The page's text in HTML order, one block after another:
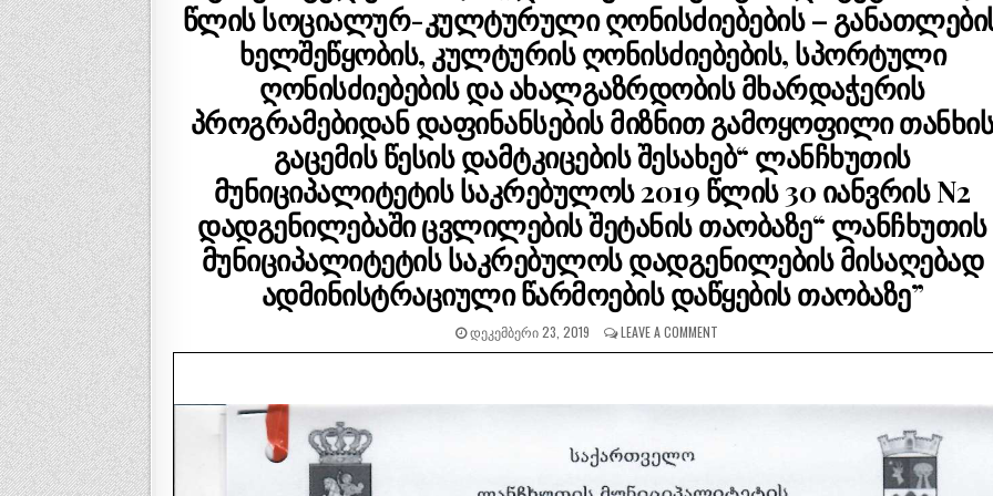
წლის სოციალურ-კულტურული ღონისძიებების –
ხელშეწყობის, კულტურის ღონისძიებების, სპორტული
ღონისძიებების და ახალგაზრდობის მხარდაჭერის
პროგრამებიდან დაფინანსების მიზნით გამოყოფილი
გაცემის წესის დამტკიცების შესახებ“ ლანჩხუთის
მუნიციპალიტეტის საკრებულოს 2019 წლის 30 იანვრის N2
დადგენილებაში ცვლილების შეტანის თაობაზე“ ლანჩხუთის
მუნიციპალიტეტის საკრებულოს დადგენილების მისაღებად
ადმინისტრაციული წარმოების დაწყების თაობაზე”
ᲓᲔᲙᲔᲛᲑᲔᲠᲘ 23, 2019 LEAVE A COMMENT